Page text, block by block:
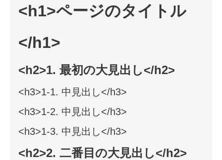
<h1>ページのタイトル
</h1>
<h2>1. 最初の大見出し</h2>
<h3>1-1. 中見出し</h3>
<h3>1-2. 中見出し</h3>
<h3>1-3. 中見出し</h3>
<h2>2. 二番目の大見出し</h2>